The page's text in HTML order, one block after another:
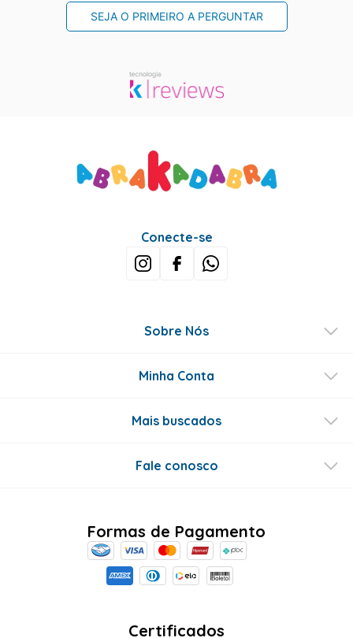
SEJA O PRIMEIRO A PERGUNTAR
Conecte-se
Sobre Nós
Minha Conta
Mais buscados
Fale conosco
Formas de Pagamento
Certificados